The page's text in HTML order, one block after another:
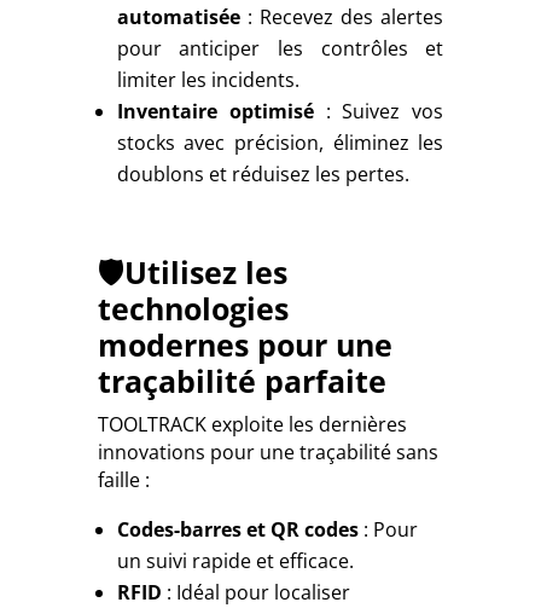
automatisée: Recevez des alertes
pour anticiper les contrôles et
limiter les incidents.
Inventaire optimisé: Suivez vos
stocks avec précision, éliminez les
doublons et réduisez les pertes.
🛡️Utilisez les
technologies
modernes pour une
traçabilité parfaite
TOOLTRACK exploite les dernières
innovations pour une traçabilité sans
faille :
Codes-barres et QR codes: Pour
un suivi rapide et efficace.
RFID : Idéal pour localiser